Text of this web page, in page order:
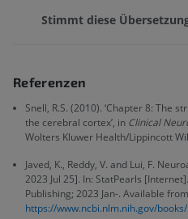
Stimmt diese
Referenzen
Snell, R.S. (2010). ‘Chapter 8: The
the cerebral cortex’, in Clinical
Wolters Kluwer Health/Lippincott
Javed, K., Reddy, V. and Lui, F.
2023 Jul 25]. In: StatPearls
Publishing; 2023 Jan-. Available
https://www.ncbi.nlm.nih.gov/